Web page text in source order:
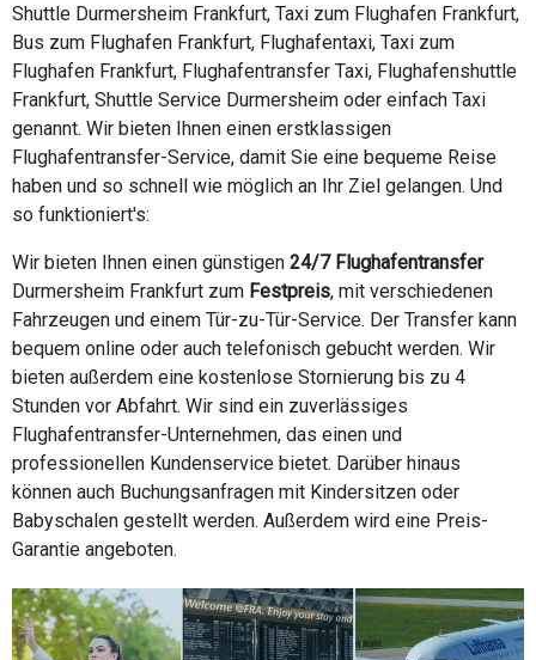
Shuttle Durmersheim Frankfurt, Taxi zum Flughafen Frankfurt,
Bus zum Flughafen Frankfurt, Flughafentaxi, Taxi zum
Flughafen Frankfurt, Flughafentransfer Taxi, Flughafenshuttle
Frankfurt, Shuttle Service Durmersheim oder einfach Taxi
genannt. Wir bieten Ihnen einen erstklassigen
Flughafentransfer-Service, damit Sie eine bequeme Reise
haben und so schnell wie möglich an Ihr Ziel gelangen. Und
so funktioniert's:
Wir bieten Ihnen einen günstigen 24/7 Flughafentransfer
Durmersheim Frankfurt zum Festpreis, mit verschiedenen
Fahrzeugen und einem Tür-zu-Tür-Service. Der Transfer kann
bequem online oder auch telefonisch gebucht werden. Wir
bieten außerdem eine kostenlose Stornierung bis zu 4
Stunden vor Abfahrt. Wir sind ein zuverlässiges
Flughafentransfer-Unternehmen, das einen und
professionellen Kundenservice bietet. Darüber hinaus
können auch Buchungsanfragen mit Kindersitzen oder
Babyschalen gestellt werden. Außerdem wird eine Preis-
Garantie angeboten.